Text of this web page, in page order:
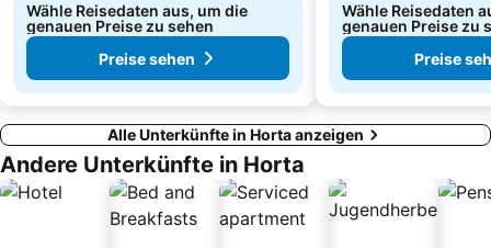
Wähle Reisedaten aus, um die
genauen Preise zu sehen
Preise sehen
Wähle Reisedaten
genauen Preise zu
Preise
Alle Unterkünfte in Horta anzeigen
Andere Unterkünfte in Horta